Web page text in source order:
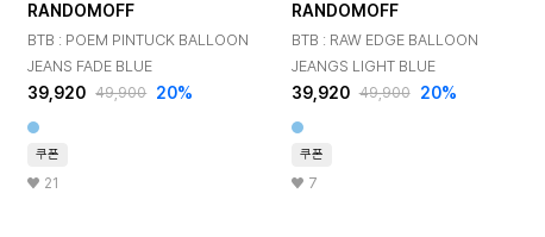
RANDOMOFF
BTB : POEM PINTUCK BALLOON
JEANS FADE BLUE
39,920 49,900 20%
쿠폰
21
RANDOMOFF
BTB : RAW EDGE BALLOON
JEANGS LIGHT BLUE
39,920 49,900 20%
쿠폰
7